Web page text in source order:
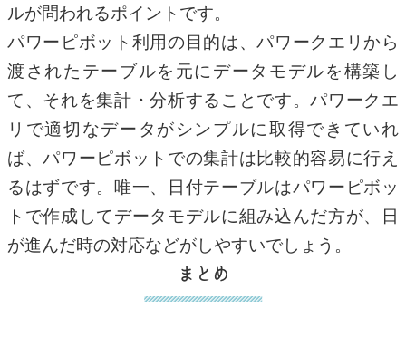
ルが問われるポイントです。
パワーピボット利用の目的は、パワークエリから
渡されたテーブルを元にデータモデルを構築し
て、それを集計・分析することです。パワークエ
リで適切なデータがシンプルに取得できていれ
ば、パワーピボットでの集計は比較的容易に行え
るはずです。唯一、日付テーブルはパワーピボッ
トで作成してデータモデルに組み込んだ方が、日
が進んだ時の対応などがしやすいでしょう。
まとめ